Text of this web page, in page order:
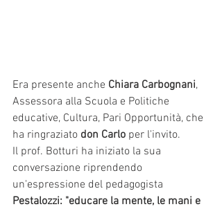
Era presente anche Chiara Carbognani,
Assessora alla Scuola e Politiche
educative, Cultura, Pari Opportunità, che
ha ringraziato don Carlo per l'invito.
Il prof. Botturi ha iniziato la sua
conversazione riprendendo
un'espressione del pedagogista
Pestalozzi: "educare la mente, le mani e